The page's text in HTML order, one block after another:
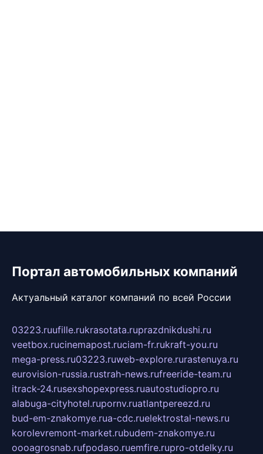
Портал автомобильных компаний
Актуальный каталог компаний по всей России
03223.ruufille.rukrasotata.ruprazdnikdushi.ru
veetbox.rucinemapost.ruciam-fr.rukraft-you.ru
mega-press.ru03223.ruweb-explore.rurastenuya.ru
eurovision-russia.rustrah-news.rufreeride-team.ru
itrack-24.rusexshopexpress.ruautostudiopro.ru
alabuga-cityhotel.rupornv.ruatlantpereezd.ru
bud-em-znakomye.rua-cdc.ruelektrostal-news.ru
korolevremont-market.rubudem-znakomye.ru
oooagrosnab.rufpodaso.ruemfire.rupro-otdelky.ru